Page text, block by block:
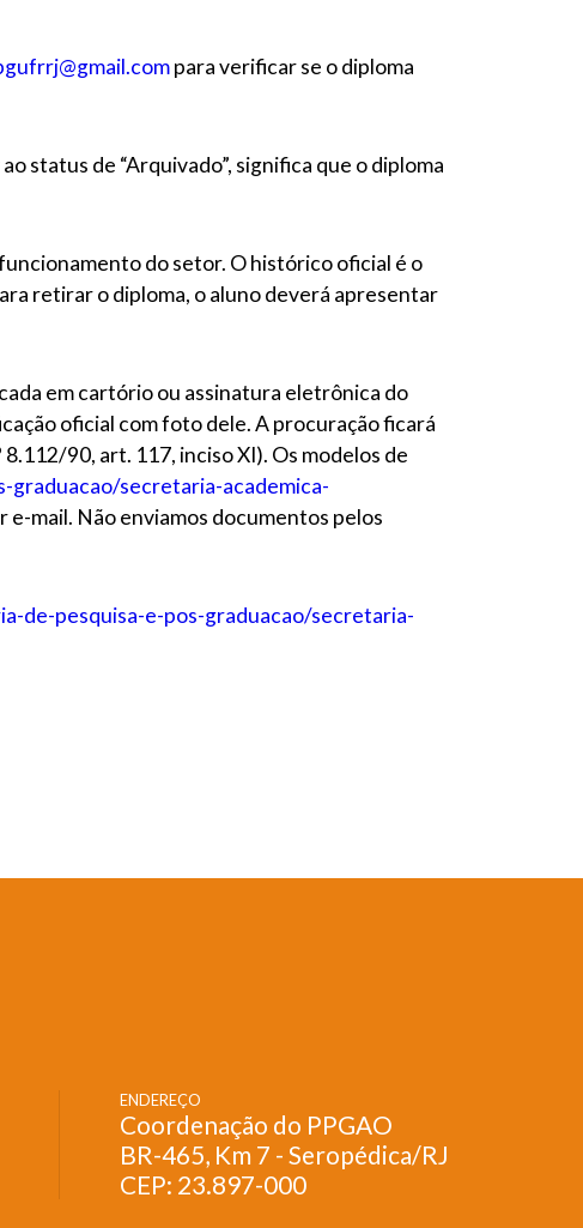
para verificar se o diploma
status de “Arquivado”, significa que o diploma
do setor. O histórico oficial é o
retirar o diploma, o aluno deverá apresentar
em cartório ou assinatura eletrônica do
oficial com foto dele. A procuração ficará
90, art. 117, inciso XI). Os modelos de
secretaria-academica-
mail. Não enviamos documentos pelos
de-pesquisa-e-pos-graduacao/secretaria-
ENDEREÇO
Coordenação do PPGAO
BR-465, Km 7 - Seropédica/RJ
CEP: 23.897-000